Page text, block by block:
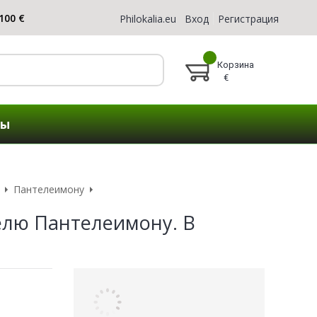
Philokalia.eu Вход Регистрация
Корзина
€
Пантелеимону
Пантелеимону. В